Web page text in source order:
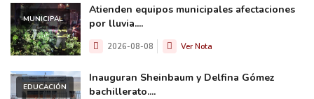
MUNICIPAL
Atienden equipos municipales afectaciones
por lluvia....
2026-08-08 Ver Nota
EDUCACIÓN
Inauguran Sheinbaum y Delfina Gómez
bachillerato....